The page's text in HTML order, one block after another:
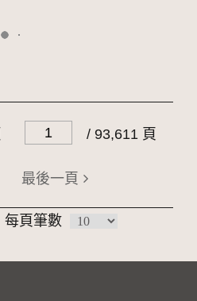
/ 93,611 頁
最後一頁
每頁筆數